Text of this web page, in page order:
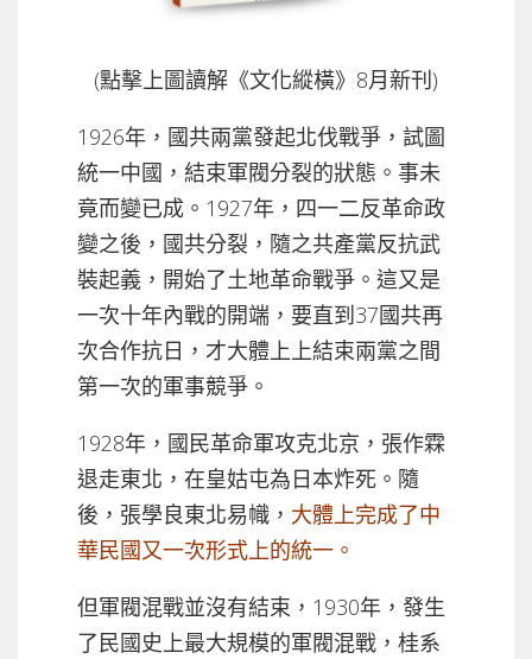
(點擊上圖讀解《文化縱橫》8月新刊)
1926年，國共兩黨發起北伐戰爭，試圖
統一中國，結束軍閥分裂的狀態。事未
竟而變已成。1927年，四一二反革命政
變之後，國共分裂，隨之共產黨反抗武
裝起義，開始了土地革命戰爭。這又是
一次十年內戰的開端，要直到37國共再
次合作抗日，才大體上上結束兩黨之間
第一次的軍事競爭。
1928年，國民革命軍攻克北京，張作霖
退走東北，在皇姑屯為日本炸死。隨
後，張學良東北易幟， 大體上完成了中
華民國又一次形式上的統一。
但軍閥混戰並沒有結束，1930年，發生
了民國史上最大規模的軍閥混戰，桂系